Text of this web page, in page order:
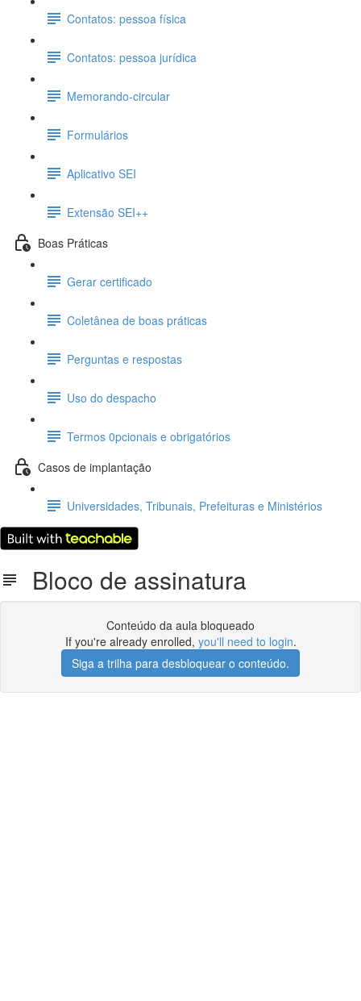
Contatos: pessoa física
Contatos: pessoa jurídica
Memorando-circular
Formulários
Aplicativo SEI
Extensão SEI++
Boas Práticas
Gerar certificado
Coletânea de boas práticas
Perguntas e respostas
Uso do despacho
Termos 0pcionais e obrigatórios
Casos de implantação
Universidades, Tribunais, Prefeituras e Ministérios
Bloco de assinatura
Conteúdo da aula bloqueado
If you're already enrolled, you'll need to login.
Siga a trilha para desbloquear o conteúdo.